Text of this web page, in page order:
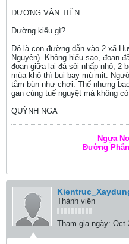
DƯƠNG VĂN TIẾN
Đường kiểu gì?
Đó là con đường dẫn vào 2 xã
Nguyên). Không hiểu sao, đoạn
đoạn giữa lại đá sỏi nhấp nhô, 2
mùa khô thì bụi bay mù mịt.
tắm bùn như chơi. Thế nhưng
gan cùng tuế nguyệt mà không
QUỲNH NGA
Ngựa
Đường
Thành viên
Tham gia ngày: Oct